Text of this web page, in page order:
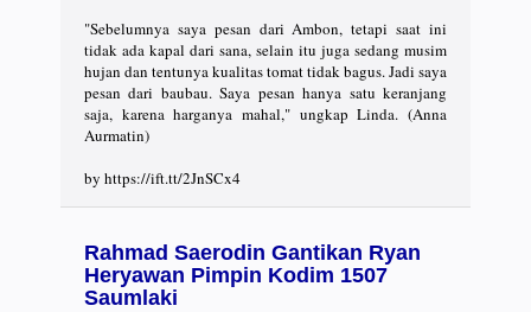
"Sebelumnya saya pesan dari Ambon, tetapi saat ini
tidak ada kapal dari sana, selain itu juga sedang musim
hujan dan tentunya kualitas tomat tidak bagus. Jadi saya
pesan dari baubau. Saya pesan hanya satu keranjang
saja, karena harganya mahal," ungkap Linda. (Anna
Aurmatin)
by https://ift.tt/2JnSCx4
Rahmad Saerodin Gantikan Ryan
Heryawan Pimpin Kodim 1507
Saumlaki